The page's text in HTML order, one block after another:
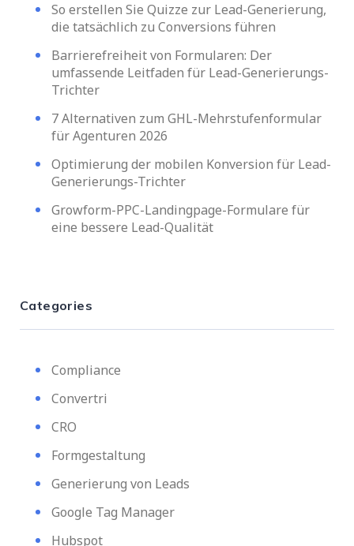
So erstellen Sie Quizze zur Lead-Generierung,
die tatsächlich zu Conversions führen
Barrierefreiheit von Formularen: Der
umfassende Leitfaden für Lead-Generierungs-
Trichter
7 Alternativen zum GHL-Mehrstufenformular
für Agenturen 2026
Optimierung der mobilen Konversion für Lead-
Generierungs-Trichter
Growform-PPC-Landingpage-Formulare für
eine bessere Lead-Qualität
Categories
Compliance
Convertri
CRO
Formgestaltung
Generierung von Leads
Google Tag Manager
Hubspot